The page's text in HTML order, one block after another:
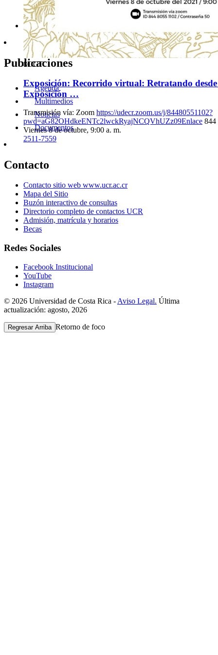
Se transmitirá por medio del Facebook live del Centro de
Latinoamericanas (CIICLA) y del Repensar América Latina
Del 4 al 8 de octubre
2511-1985
cii uzxvcla @ucr nwqo.ac.cr| real.nixzciicla @gmail wumy
8OCT
Exposición: Recorrido virtual: Retratando
Exposición …
Transmisión vía: Zoom https://udecr.zoom.us/j/84480551102?
pwd=aG82OHdkeENTc2lwckRyajNCQVhUZz09Enlace 844
Viernes 8 de octubre, 9:00 a. m.
2511-7559
Publicaciones
Agenda
Multimedios
Noticias
Documentos
Contacto
Contacto sitio web www.ucr.ac.cr
Mapa del Sitio
Buzón interactivo de consultas
Directorio completo de contactos UCR
Admisión, matrícula y horarios
Becas
Redes Sociales
Facebook Institucional
YouTube
Instagram
© 2026 Universidad de Costa Rica - Aviso Legal. Última
actualización: agosto, 2026
Regresar Arriba Retorno de foco